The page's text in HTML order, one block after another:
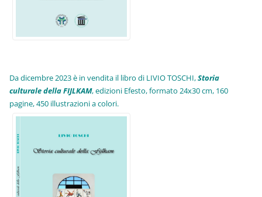
Da dicembre 2023 è in vendita il libro di LIVIO TOSCHI,Storia
culturale della FIJLKAM, edizioni Efesto, formato 24x30 cm, 160
pagine, 450 illustrazioni a colori.